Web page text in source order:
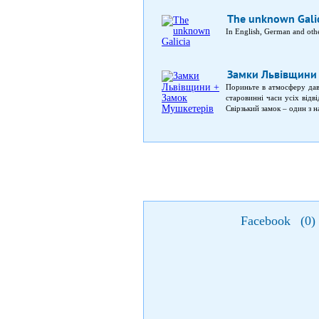
The unknown
In English, German and
Замки
Пориньте в атмосферу
старовинні часи усіх
Свірзький замок – один з
багатьох кінозйомок,
кіноман не зможе
можливість загадати
свій шарм, помилуватись
відвідати кожен. Один з
творів якої є роботи
мальовничим ставом.
три мушкетери».
вежі (1484 рік).
Facebook (0)